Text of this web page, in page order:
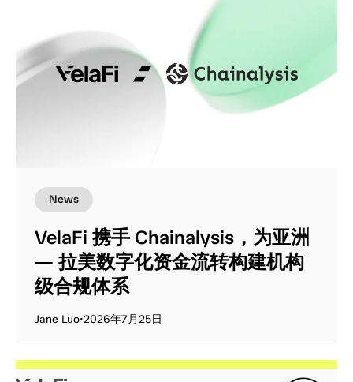
News
VelaFi 携手 Chainalysis，为亚洲
— 拉美数字化资金流转构建机构
级合规体系
Jane Luo•2026年7月25日